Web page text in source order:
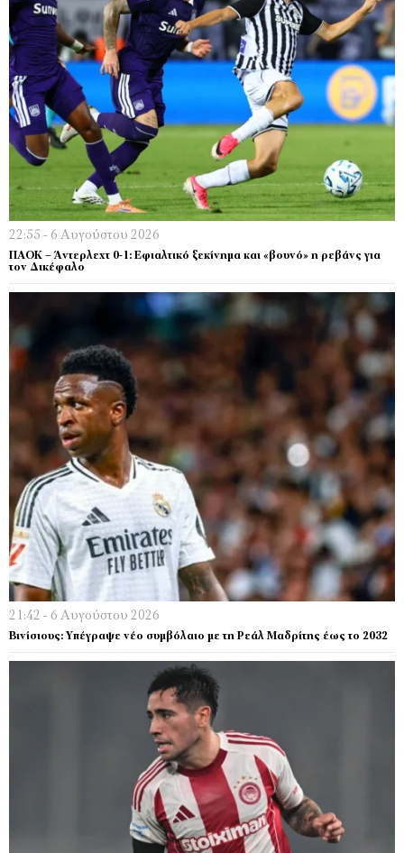
22:55 - 6 Αυγούστου 2026
ΠΑΟΚ – Άντερλεχτ 0-1: Εφιαλτικό ξεκίνημα και «βουνό» η ρεβάνς για
τον Δικέφαλο
21:42 - 6 Αυγούστου 2026
Βινίσιους: Υπέγραψε νέο συμβόλαιο με τη Ρεάλ Μαδρίτης έως το 2032